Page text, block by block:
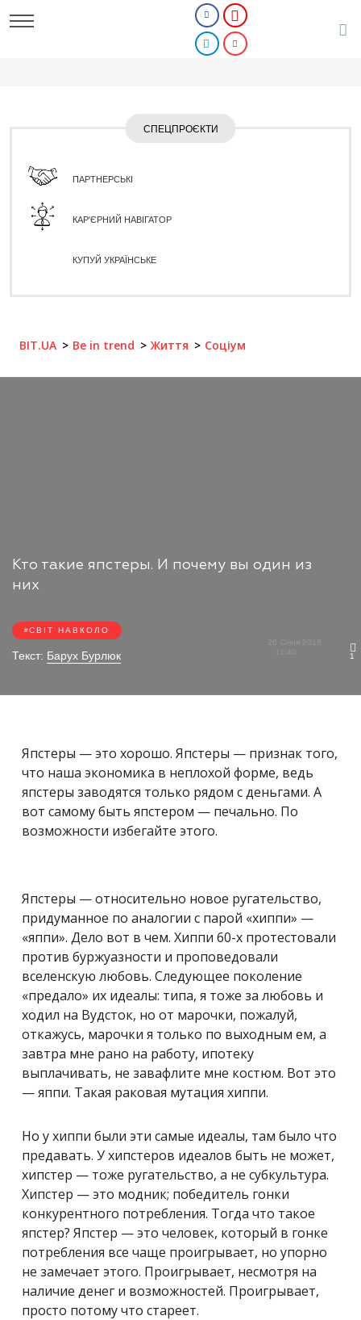
СПЕЦПРОЄКТИ
ПАРТНЕРСЬКІ
КАР'ЄРНИЙ НАВІГАТОР
КУПУЙ УКРАЇНСЬКЕ
BIT.UA Be in trend Життя Соціум
Кто такие япстеры. И почему вы один из
них
СВІТ НАВКОЛО
Текст: Барух Бурлюк 1
Япстеры — это хорошо. Япстеры — признак того,
что наша экономика в неплохой форме, ведь
япстеры заводятся только рядом с деньгами. А
вот самому быть япстером — печально. По
возможности избегайте этого.
Япстеры — относительно новое ругательство,
придуманное по аналогии с парой «хиппи» —
«яппи». Дело вот в чем. Хиппи 60-х протестовали
против буржуазности и проповедовали
вселенскую любовь. Следующее поколение
«предало» их идеалы: типа, я тоже за любовь и
ходил на Вудсток, но от марочки, пожалуй,
откажусь, марочки я только по выходным ем, а
завтра мне рано на работу, ипотеку
выплачивать, не завафлите мне костюм. Вот это
— яппи. Такая раковая мутация хиппи.
Но у хиппи были эти самые идеалы, там было что
предавать. У хипстеров идеалов быть не может,
хипстер — тоже ругательство, а не субкультура.
Хипстер — это модник; победитель гонки
конкурентного потребления. Тогда что такое
япстер? Япстер — это человек, который в гонке
потребления все чаще проигрывает, но упорно
не замечает этого. Проигрывает, несмотря на
наличие денег и возможностей. Проигрывает,
просто потому что стареет.